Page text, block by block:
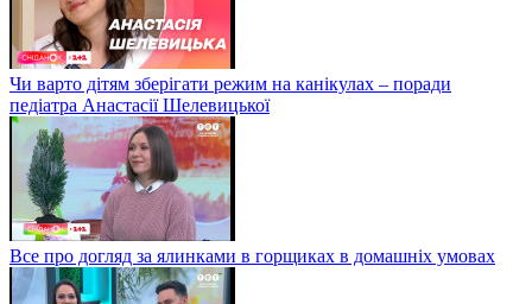
Чи варто дітям зберігати режим на канікулах – поради
педіатра Анастасії Шелевицької
Все про догляд за ялинками в горщиках в домашніх умовах